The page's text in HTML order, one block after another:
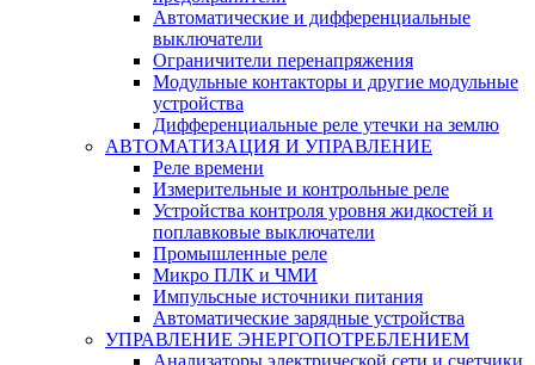
Автоматические и дифференциальные
выключатели
Ограничители перенапряжения
Модульные контакторы и другие модульные
устройства
Дифференциальные реле утечки на землю
АВТОМАТИЗАЦИЯ И УПРАВЛЕНИЕ
Реле времени
Измерительные и контрольные реле
Устройства контроля уровня жидкостей и
поплавковые выключатели
Промышленные реле
Микро ПЛК и ЧМИ
Импульсные источники питания
Автоматические зарядные устройства
УПРАВЛЕНИЕ ЭНЕРГОПОТРЕБЛЕНИЕМ
Анализаторы электрической сети и счетчики